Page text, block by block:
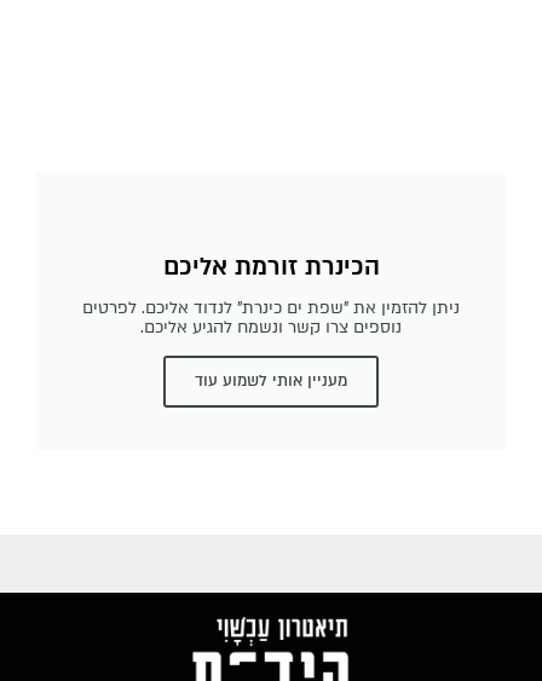
הכינרת זורמת אליכם
ניתן להזמין את "שפת ים כינרת" לנדוד אליכם. לפרטים
נוספים צרו קשר ונשמח להגיע אליכם.
מעניין אותי לשמוע עוד